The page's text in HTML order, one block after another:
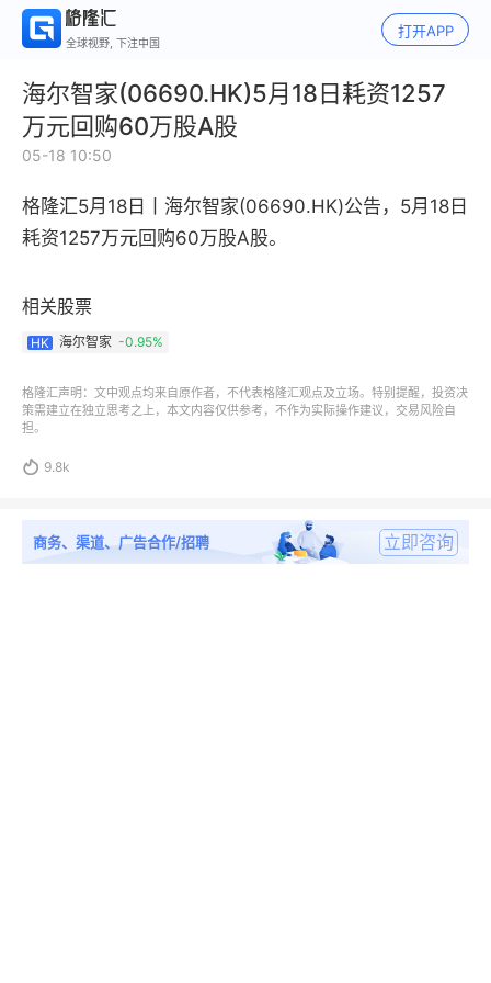
全球视野, 下注中国
打开APP
海尔智家(06690.HK)5月18日耗资1257
万元回购60万股A股
05-18 10:50
格隆汇5月18日丨 海尔智家(06690.HK)公告， 5月18日
耗资1257万元回购60万股A股。
相关股票
HK 海尔智家 -0.95%
格隆汇声明：文中观点均来自原作者，不代表格隆汇观点及立场。特别提醒，投资决
策需建立在独立思考之上，本文内容仅供参考，不作为实际操作建议，交易风险自
担。
 9.8k
商务、渠道、广告合作/招聘 立即咨询